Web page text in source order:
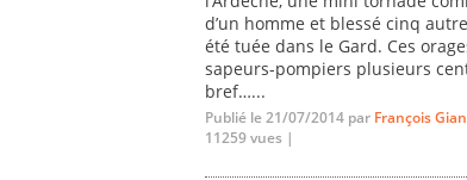
d’un homme et blessé cinq
été tuée dans le Gard. Ces
sapeurs-pompiers plusieurs
bref…...
Publié le 21/07/2014 par François
11259 vues |